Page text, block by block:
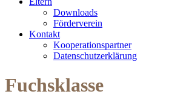
Downloads
Förderverein
Kontakt
Kooperationspartner
Datenschutzerklärung
Fuchsklasse